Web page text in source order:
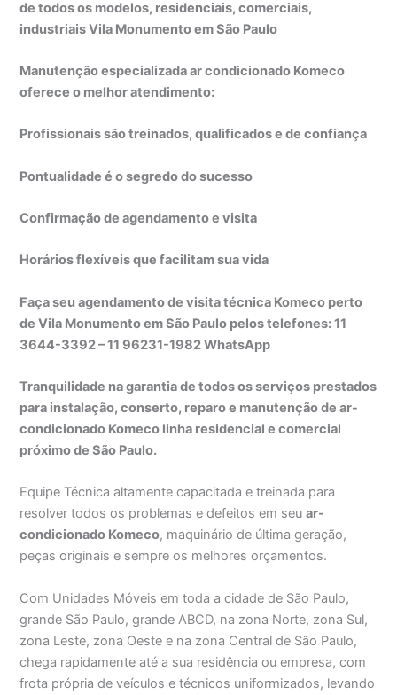
de todos os modelos, residenciais, comerciais,
industriais Vila Monumento em São Paulo
Manutenção especializada ar condicionado Komeco
oferece o melhor atendimento:
Profissionais são treinados, qualificados e de confiança
Pontualidade é o segredo do sucesso
Confirmação de agendamento e visita
Horários flexíveis que facilitam sua vida
Faça seu agendamento de visita técnica Komeco perto
de Vila Monumento em São Paulo pelos telefones: 11
3644-3392 – 11 96231-1982 WhatsApp
Tranquilidade na garantia de todos os serviços prestados
para instalação, conserto, reparo e manutenção de ar-
condicionado Komeco linha residencial e comercial
próximo de São Paulo.
Equipe Técnica altamente capacitada e treinada para
resolver todos os problemas e defeitos em seuar-
condicionado Komeco, maquinário de última geração,
peças originais e sempre os melhores orçamentos.
Com Unidades Móveis em toda a cidade de São Paulo,
grande São Paulo, grande ABCD, na zona Norte, zona Sul,
zona Leste, zona Oeste e na zona Central de São Paulo,
chega rapidamente até a sua residência ou empresa, com
frota própria de veículos e técnicos uniformizados, levando